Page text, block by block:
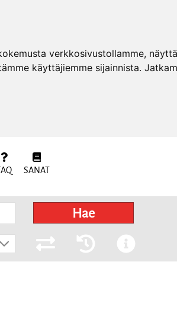
verkkosivustollamme,
käyttäjiemme sijainnista.
SANAT
Hae